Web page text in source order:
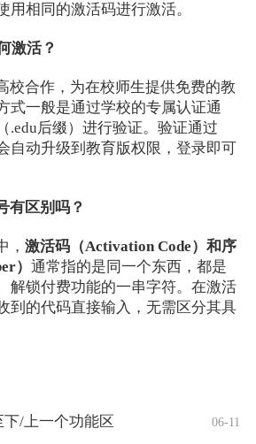
用相同的激活码进行激活。
激活？
校合作，为在校师生提供免费的教
式一般是通过学校的专属认证通
.edu后缀）进行验证。验证通过
自动升级到教育版权限，登录即可
有区别吗？
，激活码（Activation Code）和序
） 通常指的是同一个东西，都是
解锁付费功能的一串字符。在激活
到的代码直接输入，无需区分其具
/上一个功能区 06-11